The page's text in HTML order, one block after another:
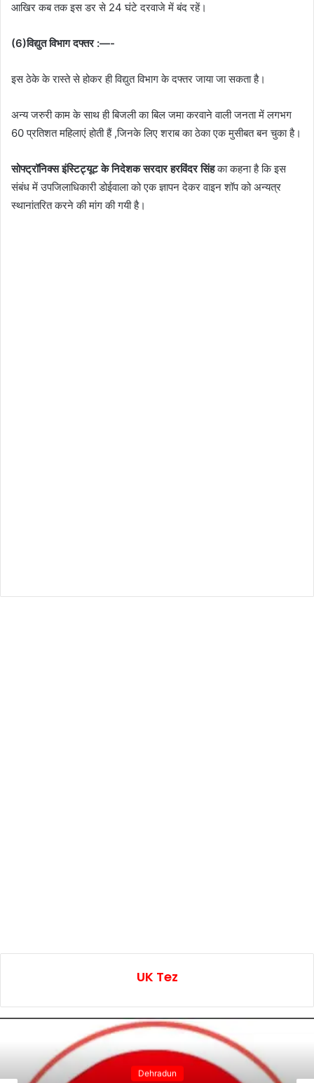
आखिर कब तक इस डर से 24 घंटे दरवाजे में बंद रहें।
(6)विद्युत विभाग दफ्तर :—-
इस ठेके के रास्ते से होकर ही विद्युत विभाग के दफ्तर जाया जा सकता है।
अन्य जरुरी काम के साथ ही बिजली का बिल जमा करवाने वाली जनता में लगभग
60 प्रतिशत महिलाएं होती हैं ,जिनके लिए शराब का ठेका एक मुसीबत बन चुका है।
सोफ्ट्रॉनिक्स इंस्टिट्यूट के निदेशक सरदार हरविंदर सिंहका कहना है कि इस
संबंध में उपजिलाधिकारी डोईवाला को एक ज्ञापन देकर वाइन शॉप को अन्यत्र
स्थानांतरित करने की मांग की गयी है।
UK Tez
Dehradun